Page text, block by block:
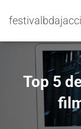
Top 5